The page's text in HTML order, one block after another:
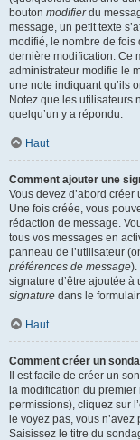
bouton modifierdu
message, un petit texte
modifié, le nombre de fois
dernière modification. Ce
administrateur modifie le
une note indiquant qu’ils
Notez que les utilisateurs
quelqu’un y a répondu.
Haut
Comment ajouter une
Vous devez d’abord
Une fois créée, vous
rédaction de message.
tous vos messages en
panneau de l’utilisateur
préférences de message).
signature d’être ajoutée
signature dans le
Haut
Comment créer un
Il est facile de créer un
la modification du
permissions), cliquez sur
le voyez pas, vous
Saisissez le titre du